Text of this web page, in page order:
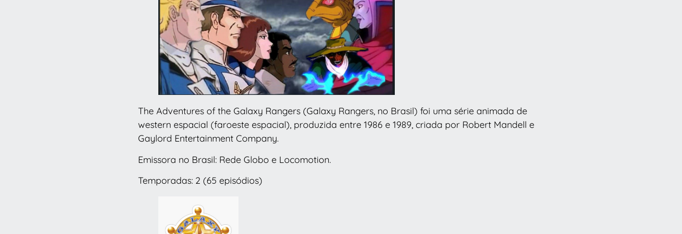
The Adventures of the Galaxy Rangers (Galaxy Rangers, no Brasil) foi uma série animada de
western espacial (faroeste espacial), produzida entre 1986 e 1989, criada por Robert Mandell e
Gaylord Entertainment Company.
Emissora no Brasil: Rede Globo e Locomotion.
Temporadas: 2 (65 episódios)